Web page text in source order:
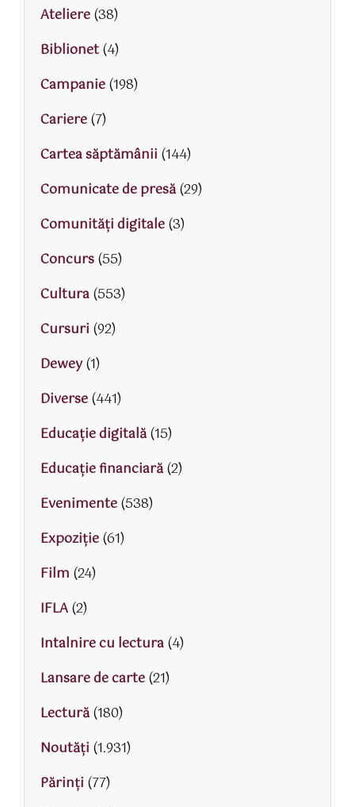
Ateliere(38)
Biblionet(4)
Campanie(198)
Cariere(7)
Cartea săptămânii (144)
Comunicate de presă(29)
Comunități digitale(3)
Concurs(55)
Cultura(553)
Cursuri (92)
Dewey(1)
Diverse(441)
Educaţie digitală(15)
Educaţie financiară(2)
Evenimente(538)
Expoziție(61)
Film (24)
IFLA(2)
Intalnire cu lectura(4)
Lansare de carte(21)
Lectură(180)
Noutăți (1.931)
Părinţi (77)